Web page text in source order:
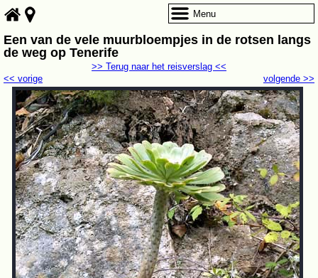
Een van de vele muurbloempjes in de rotsen langs
de weg op Tenerife
volgende >>
<< vorige
>> Terug naar het reisverslag <<
Menu